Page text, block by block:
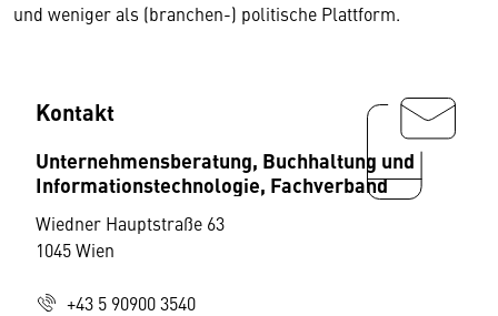
und weniger als (branchen-) politische Plattform.
Kontakt
Unternehmensberatung, Buchhaltung und
Informationstechnologie, Fachverband
Wiedner Hauptstraße 63
1045 Wien
+43 5 90900 3540